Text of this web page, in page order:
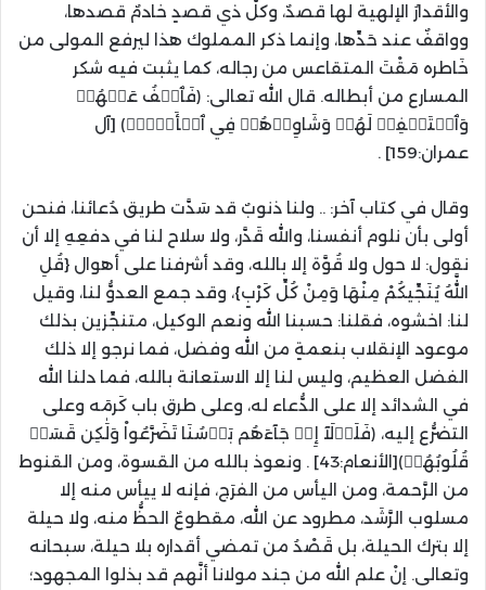
والأقدارُ الإلهية لها قصدٌ، وكلُّ ذي قصدٍ خادمٌ قصدها،
وواقفٌ عند حَدِّها، وإنما ذكر المملوك هذا ليرفع المولى من
خَاطره مَقْتَ المتقاعس من رجاله، كما يثبت فيه شكر
المسارع من أبطاله. قال الله تعالى: ﴿فَٱعۡفُ عَنۡهُمۡ
وَٱسۡتَغۡفِرۡ لَهُمۡ وَشَاوِرۡهُمۡ فِي ٱلۡأَمۡرِۖ﴾ [آل
عمران:159]
.
وقال في كتاب آخر: .. ولنا ذنوبٌ قد سَدَّت طريق دُعائنا، فنحن
أولى بأن نلوم أنفسنا، والله قَدَّر، ولا سلاح لنا في دفعِهِ إلا أن
نقول: لا حول ولا قُوَّة إلا بالله، وقد أشرفنا على أهوال {قُلِ
اللَّهُ يُنَجِّيكُمْ مِنْهَا وَمِنْ كُلِّ كَرْبٍ}، وقد جمع العدوُّ لنا، وقيل
لنا: اخشوه، فقلنا: حسبنا الله ونعم الوكيل، متنجِّزين بذلك
موعود الإنقلاب بنعمةٍ من الله وفضل، فما نرجو إلا ذلك
الفضل العظيم، وليس لنا إلا الاستعانة بالله، فما دلنا الله
في الشدائد إلا على الدُّعاء له، وعلى طرق باب كَرمَه وعلى
التضرُّع إليه، ﴿فَلَوۡلَآ إِذۡ جَآءَهُم بَأۡسُنَا تَضَرَّعُواْ وَلَٰكِن قَسَتۡ
قُلُوبُهُمۡ﴾[ الأنعام:43]
. ونعوذ بالله من القسوة، ومن القنوط
من الرَّحمة، ومن اليأس من الفرَج، فإنه لا ييأس منه إلا
مسلوب الرَّشَد، مطرود عن الله، مقطوعٌ الحظُّ منه، ولا حيلة
إلا بترك الحيلة، بل قَصْدُ من تمضي أقداره بلا حيلة، سبحانه
وتعالى. إنْ علم الله من جند مولانا أنَّهم قد بذلوا المجهود؛